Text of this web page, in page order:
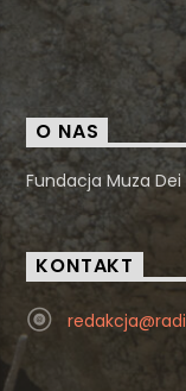
O NAS
Fundacja Muza
KONTAKT